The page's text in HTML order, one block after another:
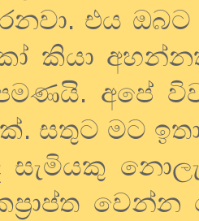
එය
කියා
අපේ
සතුට මට